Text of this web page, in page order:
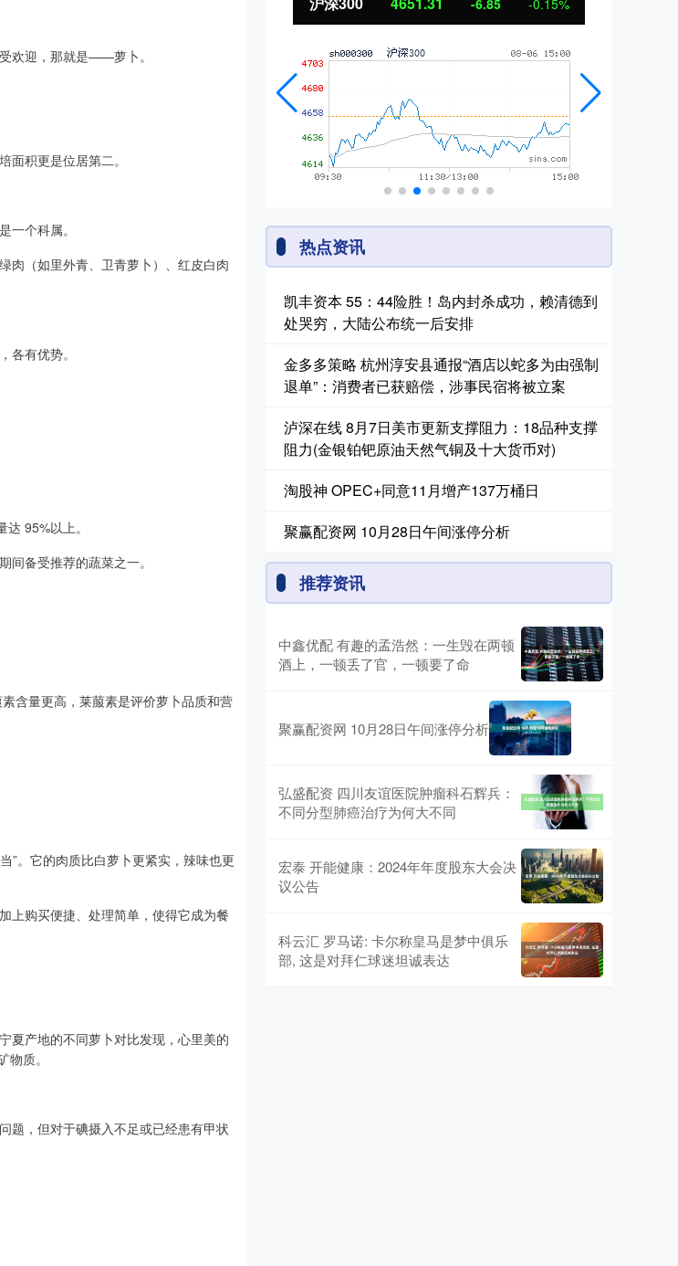
欢迎，那就是——萝卜。
积更是位居第二。
一个科属。
肉（如里外青、卫青萝卜）、红皮白肉
各有优势。
95%以上。
备受推荐的蔬菜之一。
含量更高，莱菔素是评价萝卜品质和营
”。它的肉质比白萝卜更紧实，辣味也更
上购买便捷、处理简单，使得它成为餐
夏产地的不同萝卜对比发现，心里美的
质。
题，但对于碘摄入不足或已经患有甲状
3.42 0.30%
热点资讯
凯丰资本 55：44险胜！岛内封杀成功，赖清德到
处哭穷，大陆公布统一后安排
金多多策略 杭州淳安县通报“酒店以蛇多为由强制
退单”：消费者已获赔偿，涉事民宿将被立案
泸深在线 8月7日美市更新支撑阻力：18品种支撑
阻力(金银铂钯原油天然气铜及十大货币对)
淘股神 OPEC+同意11月增产137万桶日
聚赢配资网 10月28日午间涨停分析
推荐资讯
中鑫优配 有趣的孟浩然：一生毁在两顿
酒上，一顿丢了官，一顿要了命
聚赢配资网 10月28日午间涨停分析
弘盛配资 四川友谊医院肿瘤科石辉兵：
不同分型肺癌治疗为何大不同
宏泰 开能健康：2024年年度股东大会决
议公告
科云汇 罗马诺: 卡尔称皇马是梦中俱乐
部, 这是对拜仁球迷坦诚表达